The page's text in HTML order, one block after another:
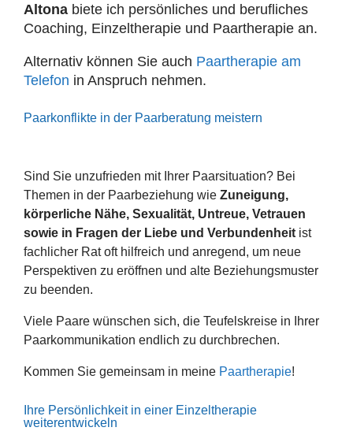
Altona biete ich persönliches und berufliches
Coaching, Einzeltherapie und Paartherapie an.
Alternativ können Sie auch Paartherapie am
Telefon in Anspruch nehmen.
Paarkonflikte in der Paarberatung meistern
Sind Sie unzufrieden mit Ihrer Paarsituation? Bei
Themen in der Paarbeziehung wie Zuneigung,
körperliche Nähe, Sexualität, Untreue, Vetrauen
sowie in Fragen der Liebe und Verbundenheit ist
fachlicher Rat oft hilfreich und anregend, um neue
Perspektiven zu eröffnen und alte Beziehungsmuster
zu beenden.
Viele Paare wünschen sich, die Teufelskreise in Ihrer
Paarkommunikation endlich zu durchbrechen.
Kommen Sie gemeinsam in meine Paartherapie!
Ihre Persönlichkeit in einer Einzeltherapie
weiterentwickeln